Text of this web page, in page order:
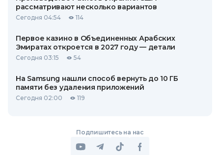
рассматривают несколько вариантов
Сегодня 04:54 114
Первое казино в Объединенных Арабских
Эмиратах откроется в 2027 году — детали
Сегодня 03:15 54
На Samsung нашли способ вернуть до 10 ГБ
памяти без удаления приложений
Сегодня 02:00 119
Подпишитесь на нас